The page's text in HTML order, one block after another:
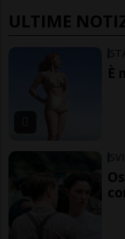
ULTIME
È